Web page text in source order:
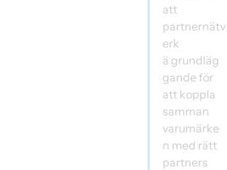
att
partnernätv
erk
ä grundläg
gande för
att koppla
samman
varumärke
n med rätt
partners